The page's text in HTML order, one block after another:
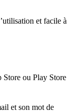
et facile à
Store ou Play Store
et son mot de